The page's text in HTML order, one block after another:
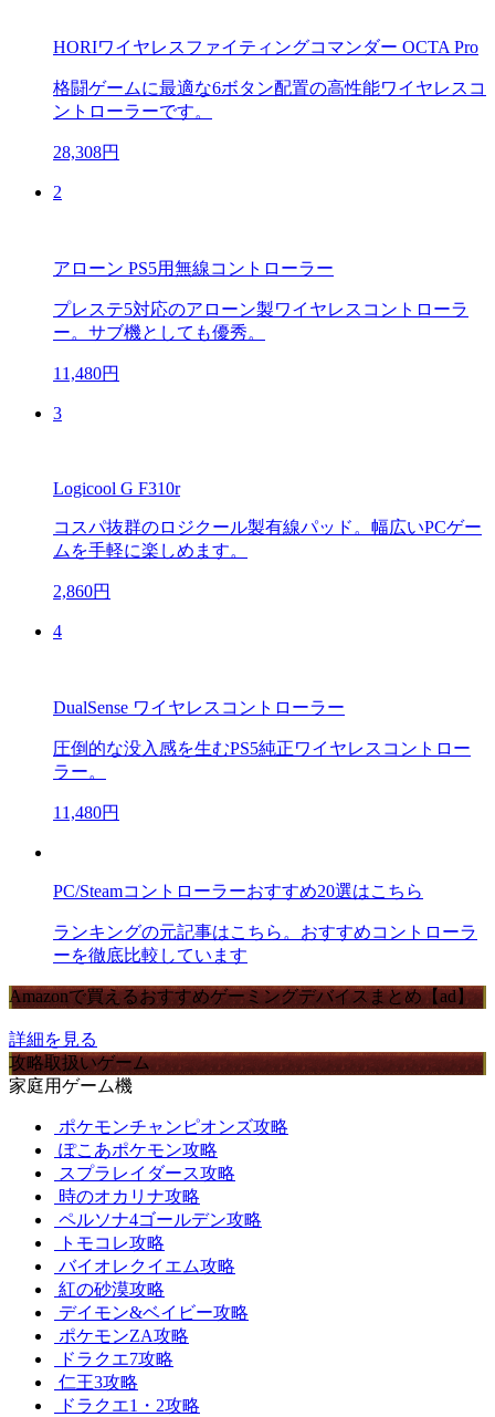
HORIワイヤレスファイティングコマンダー OCTA Pro
格闘ゲームに最適な6ボタン配置の高性能ワイヤレスコ
ントローラーです。
28,308円
2
アローン PS5用無線コントローラー
プレステ5対応のアローン製ワイヤレスコントローラ
ー。サブ機としても優秀。
11,480円
3
Logicool G F310r
コスパ抜群のロジクール製有線パッド。幅広いPCゲー
ムを手軽に楽しめます。
2,860円
4
DualSense ワイヤレスコントローラー
圧倒的な没入感を生むPS5純正ワイヤレスコントロー
ラー。
11,480円
PC/Steamコントローラーおすすめ20選はこちら
ランキングの元記事はこちら。おすすめコントローラ
ーを徹底比較しています
Amazonで買えるおすすめゲーミングデバイスまとめ【ad】
詳細を見る
攻略取扱いゲーム
家庭用ゲーム機
ポケモンチャンピオンズ攻略
ぽこあポケモン攻略
スプラレイダース攻略
時のオカリナ攻略
ペルソナ4ゴールデン攻略
トモコレ攻略
バイオレクイエム攻略
紅の砂漠攻略
デイモン&ベイビー攻略
ポケモンZA攻略
ドラクエ7攻略
仁王3攻略
ドラクエ1・2攻略